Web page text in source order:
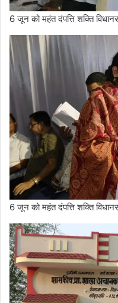
6 जून को महंत दंपत्ति शक्ति
6 जून को महंत दंपत्ति शक्ति